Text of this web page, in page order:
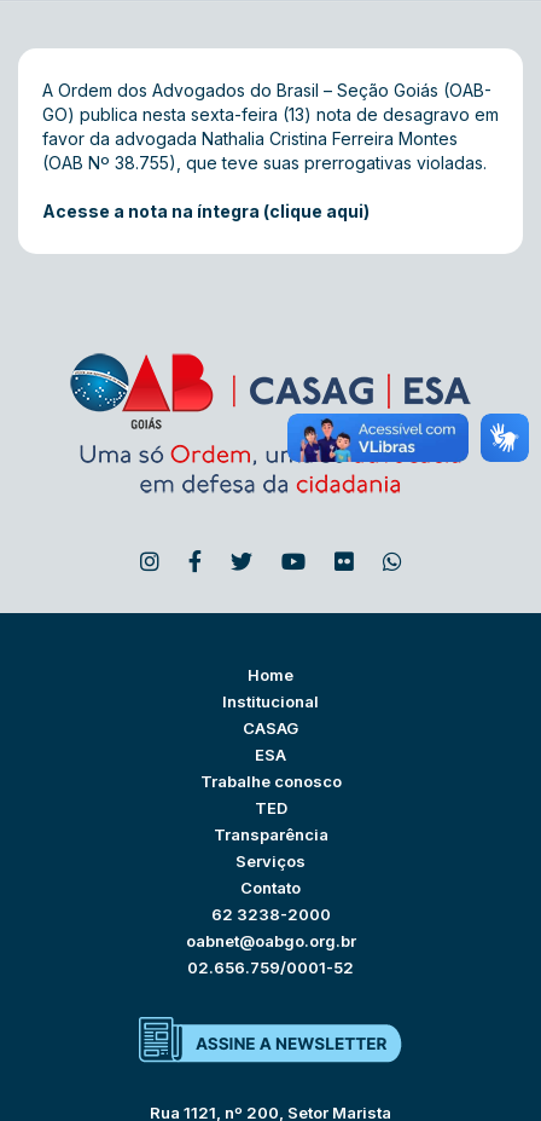
A Ordem dos Advogados do Brasil – Seção Goiás (OAB-
GO) publica nesta sexta-feira (13) nota de desagravo em
favor da advogada Nathalia Cristina Ferreira Montes
(OAB Nº 38.755), que teve suas prerrogativas violadas.
Acesse a nota na íntegra (clique aqui)
Home
Institucional
CASAG
ESA
Trabalhe conosco
TED
Transparência
Serviços
Contato
62 3238-2000
oabnet@oabgo.org.br
02.656.759/0001-52
Rua 1121, nº 200, Setor Marista